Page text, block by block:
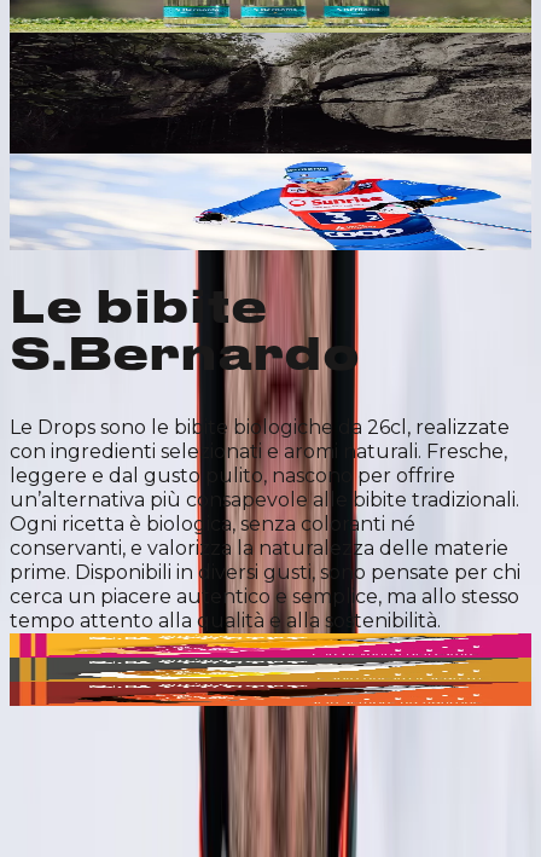
neutro ed equilibrio dei sali minerali.
Sostenibilità
Usiamo energia da fonti rinnovabili e, con Slow Food,
portiamo avanti tre progetti di tutela e rigenerazione
del territorio: così puntiamo a ridurre e compensare il
100% delle emissioni dirette entro il 2026.
Sport e Partnerships
Dal 2024 S.Bernardo è l’acqua ufficiale della FISI. Da
Federico Pellegrino a Lisa Vittozzi sostiene 12 atleti
d’eccellenza degli sport invernali.
Le bibite
S.Bernardo
Le Drops sono le bibite biologiche da 26cl, realizzate
con ingredienti selezionati e aromi naturali. Fresche,
leggere e dal gusto pulito, nascono per offrire
un’alternativa più consapevole alle bibite tradizionali.
Ogni ricetta è biologica, senza coloranti né
conservanti, e valorizza la naturalezza delle materie
prime. Disponibili in diversi gusti, sono pensate per chi
cerca un piacere autentico e semplice, ma allo stesso
tempo attento alla qualità e alla sostenibilità.
Aranciata
Limonata
Chinotto